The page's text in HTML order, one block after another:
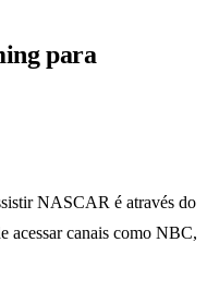
para
NASCAR é através do
acessar canais como NBC,